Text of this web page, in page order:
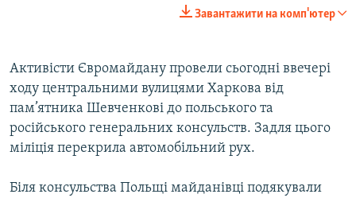
Усі сайти RFE/RL
Завантажити на комп'ютер
Активісти Євромайдану провели сьогодні ввечері
ходу центральними вулицями Харкова від
пам’ятника Шевченкові до польського та
російського генеральних консульств. Задля цього
міліція перекрила автомобільний рух.
Біля консульства Польщі майданівці подякували